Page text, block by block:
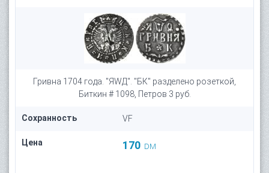
Гривна 1704 года. "ЯWД". "БК" разделено розеткой,
Биткин # 1098, Петров 3 руб.
Сохранность VF
Цена 170 DM